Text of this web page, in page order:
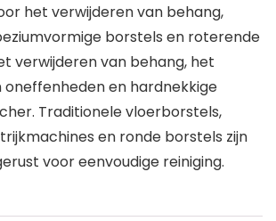
het verwijderen van behang,
borstels en roterende
verwijderen van behang, het
oneffenheden en hardnekkige
Traditionele vloerborstels,
en ronde borstels zijn
voor eenvoudige reiniging.